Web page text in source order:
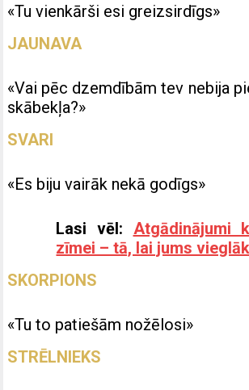
«Tu vienkārši esi greizsirdīgs»
JAUNAVA
«Vai pēc dzemdībām tev nebija
skābekļa?»
SVARI
«Es biju vairāk nekā godīgs»
Lasi vēl: Atgādinājumi
zīmei – tā, lai jums
SKORPIONS
«Tu to patiešām nožēlosi»
STRĒLNIEKS